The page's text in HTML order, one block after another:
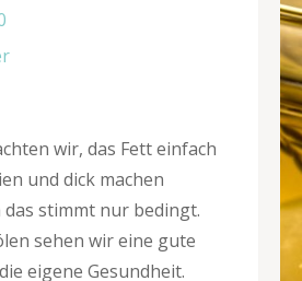
wir, das Fett einfach
und dick machen
das stimmt nur bedingt.
sehen wir eine gute
eigene Gesundheit.